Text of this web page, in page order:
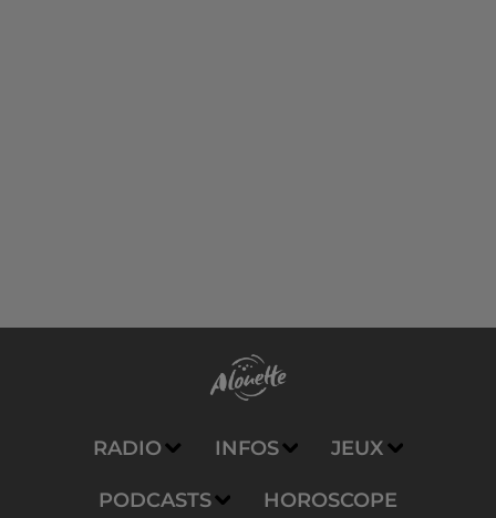
RADIO INFOS JEUX
PODCASTS HOROSCOPE